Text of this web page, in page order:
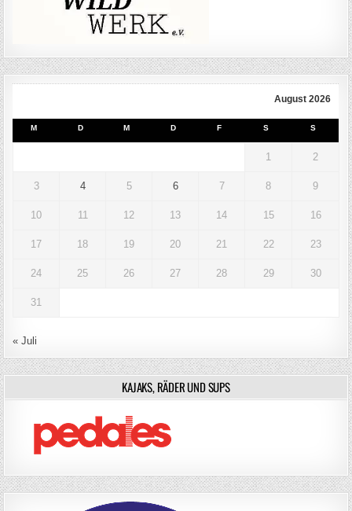
August 2026
M D M D F S S
1 2
3 4 5 6 7 8 9
10 11 12 13 14 15 16
17 18 19 20 21 22 23
24 25 26 27 28 29 30
31
« Juli
KAJAKS, RÄDER UND SUPS